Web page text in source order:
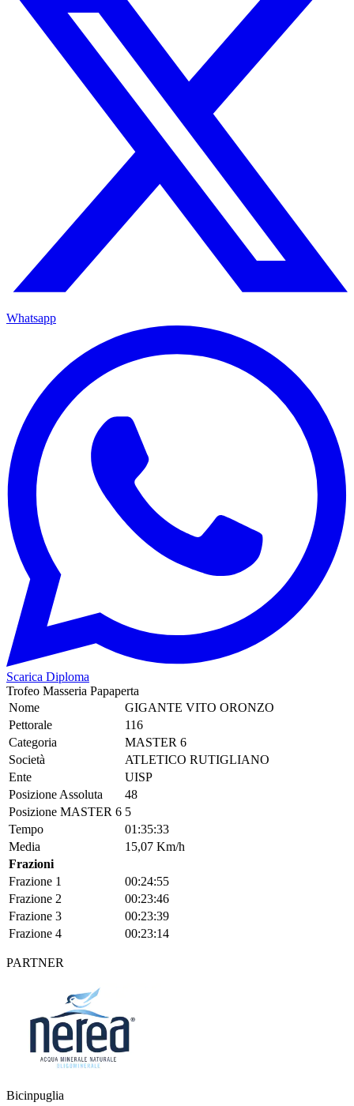
Whatsapp
Scarica Diploma
Trofeo Masseria Papaperta
Nome
GIGANTE VITO ORONZO
Pettorale
116
Categoria
MASTER 6
Società
ATLETICO RUTIGLIANO
Ente
UISP
Posizione Assoluta
48
Posizione MASTER 6 5
Tempo
01:35:33
Media
15,07 Km/h
Frazioni
Frazione 1
00:24:55
Frazione 2
00:23:46
Frazione 3
00:23:39
Frazione 4
00:23:14
PARTNER
Bicinpuglia